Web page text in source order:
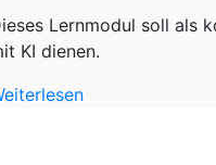
Lernmodul soll als
KI dienen.